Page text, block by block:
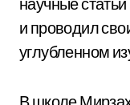
и проводил
углубленном